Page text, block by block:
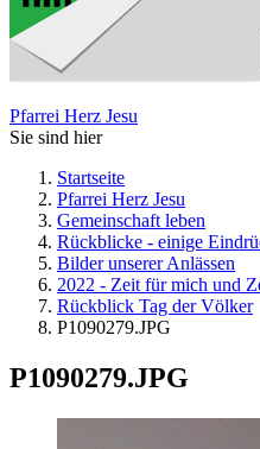
Pfarrei Herz Jesu
Sie sind hier
Startseite
Pfarrei Herz Jesu
Gemeinschaft leben
Rückblicke - einige
Bilder unserer Anlässen
2022 - Zeit für mich und
Rückblick Tag der Völker
P1090279.JPG
P1090279.JPG